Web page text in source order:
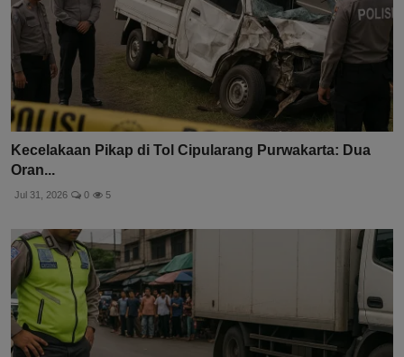
Kecelakaan Pikap di Tol Cipularang Purwakarta: Dua
Oran...
Jul 31, 2026 0 5